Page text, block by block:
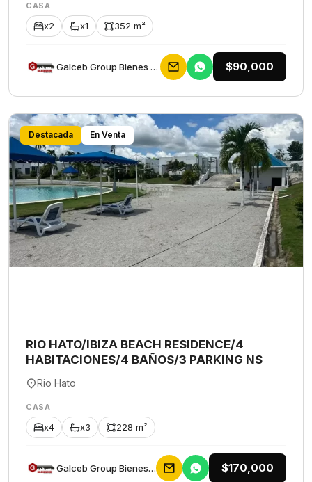
CASA
x2 x1 352 m²
Galceb Group Bienes Raices $90,000
Destacada En Venta
RIO HATO/IBIZA BEACH RESIDENCE/4
HABITACIONES/4 BAÑOS/3 PARKING NS
Rio Hato
CASA
x4 x3 228 m²
Galceb Group Bienes Raices $170,000